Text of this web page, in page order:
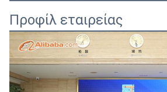
Προφίλ εταιρείας